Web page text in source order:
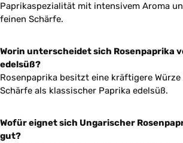
Paprikaspezialität mit intensivem Aroma
feinen Schärfe.
Worin unterscheidet sich Rosenpaprika
edelsüß?
Rosenpaprika besitzt eine kräftigere
Schärfe als klassischer Paprika edelsüß.
Wofür eignet sich Ungarischer
gut?